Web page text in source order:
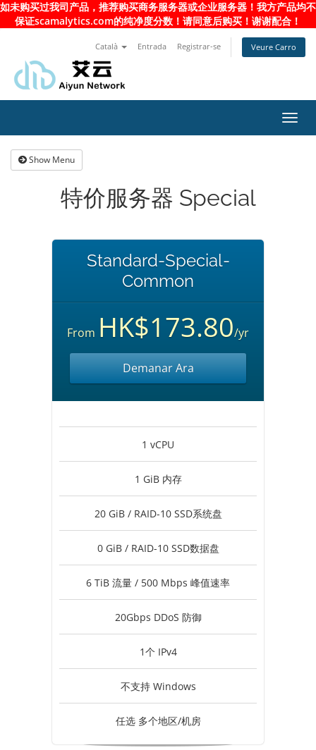
如未购买过我司产品，推荐购买商务服务器或企业服务器！我方产品均不
保证scamalytics.com的纯净度分数！请同意后购买！谢谢配合！
Català Entrada Registrar-se Veure Carro
Show Menu
特价服务器 Special
Standard-Special-
Common
From HK$173.80/yr
Demanar Ara
1 vCPU
1 GiB 内存
20 GiB / RAID-10 SSD系统盘
0 GiB / RAID-10 SSD数据盘
6 TiB 流量 / 500 Mbps 峰值速率
20Gbps DDoS 防御
1个 IPv4
不支持 Windows
任选 多个地区/机房